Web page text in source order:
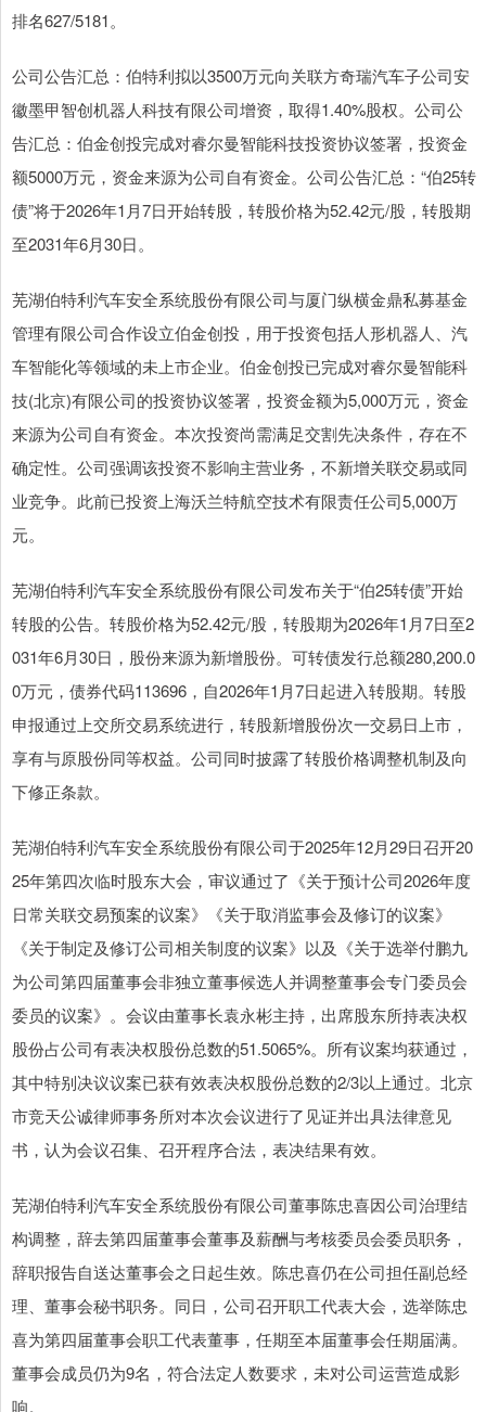
排名627/5181。
公司公告汇总：伯特利拟以3500万元向关联方奇瑞汽车子公司安
徽墨甲智创机器人科技有限公司增资，取得1.40%股权。公司公
告汇总：伯金创投完成对睿尔曼智能科技投资协议签署，投资金
额5000万元，资金来源为公司自有资金。公司公告汇总：“伯25转
债”将于2026年1月7日开始转股，转股价格为52.42元/股，转股期
至2031年6月30日。
芜湖伯特利汽车安全系统股份有限公司与厦门纵横金鼎私募基金
管理有限公司合作设立伯金创投，用于投资包括人形机器人、汽
车智能化等领域的未上市企业。伯金创投已完成对睿尔曼智能科
技(北京)有限公司的投资协议签署，投资金额为5,000万元，资金
来源为公司自有资金。本次投资尚需满足交割先决条件，存在不
确定性。公司强调该投资不影响主营业务，不新增关联交易或同
业竞争。此前已投资上海沃兰特航空技术有限责任公司5,000万
元。
芜湖伯特利汽车安全系统股份有限公司发布关于“伯25转债”开始
转股的公告。转股价格为52.42元/股，转股期为2026年1月7日至2
031年6月30日，股份来源为新增股份。可转债发行总额280,200.0
0万元，债券代码113696，自2026年1月7日起进入转股期。转股
申报通过上交所交易系统进行，转股新增股份次一交易日上市，
享有与原股份同等权益。公司同时披露了转股价格调整机制及向
下修正条款。
芜湖伯特利汽车安全系统股份有限公司于2025年12月29日召开20
25年第四次临时股东大会，审议通过了《关于预计公司2026年度
日常关联交易预案的议案》《关于取消监事会及修订的议案》
《关于制定及修订公司相关制度的议案》以及《关于选举付鹏九
为公司第四届董事会非独立董事候选人并调整董事会专门委员会
委员的议案》。会议由董事长袁永彬主持，出席股东所持表决权
股份占公司有表决权股份总数的51.5065%。所有议案均获通过，
其中特别决议议案已获有效表决权股份总数的2/3以上通过。北京
市竞天公诚律师事务所对本次会议进行了见证并出具法律意见
书，认为会议召集、召开程序合法，表决结果有效。
芜湖伯特利汽车安全系统股份有限公司董事陈忠喜因公司治理结
构调整，辞去第四届董事会董事及薪酬与考核委员会委员职务，
辞职报告自送达董事会之日起生效。陈忠喜仍在公司担任副总经
理、董事会秘书职务。同日，公司召开职工代表大会，选举陈忠
喜为第四届董事会职工代表董事，任期至本届董事会任期届满。
董事会成员仍为9名，符合法定人数要求，未对公司运营造成影
响。